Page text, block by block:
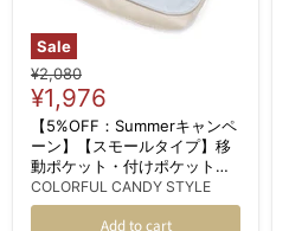
Sale
Original
price
¥2,080
Current
price
¥1,976
【5%OFF：Summerキャンペ
ーン】【スモールタイプ】移
動ポケット・付けポケット
（クリップタイプ） くすみ無
地 くすみライトブルー
COLORFUL CANDY STYLE
Add to cart